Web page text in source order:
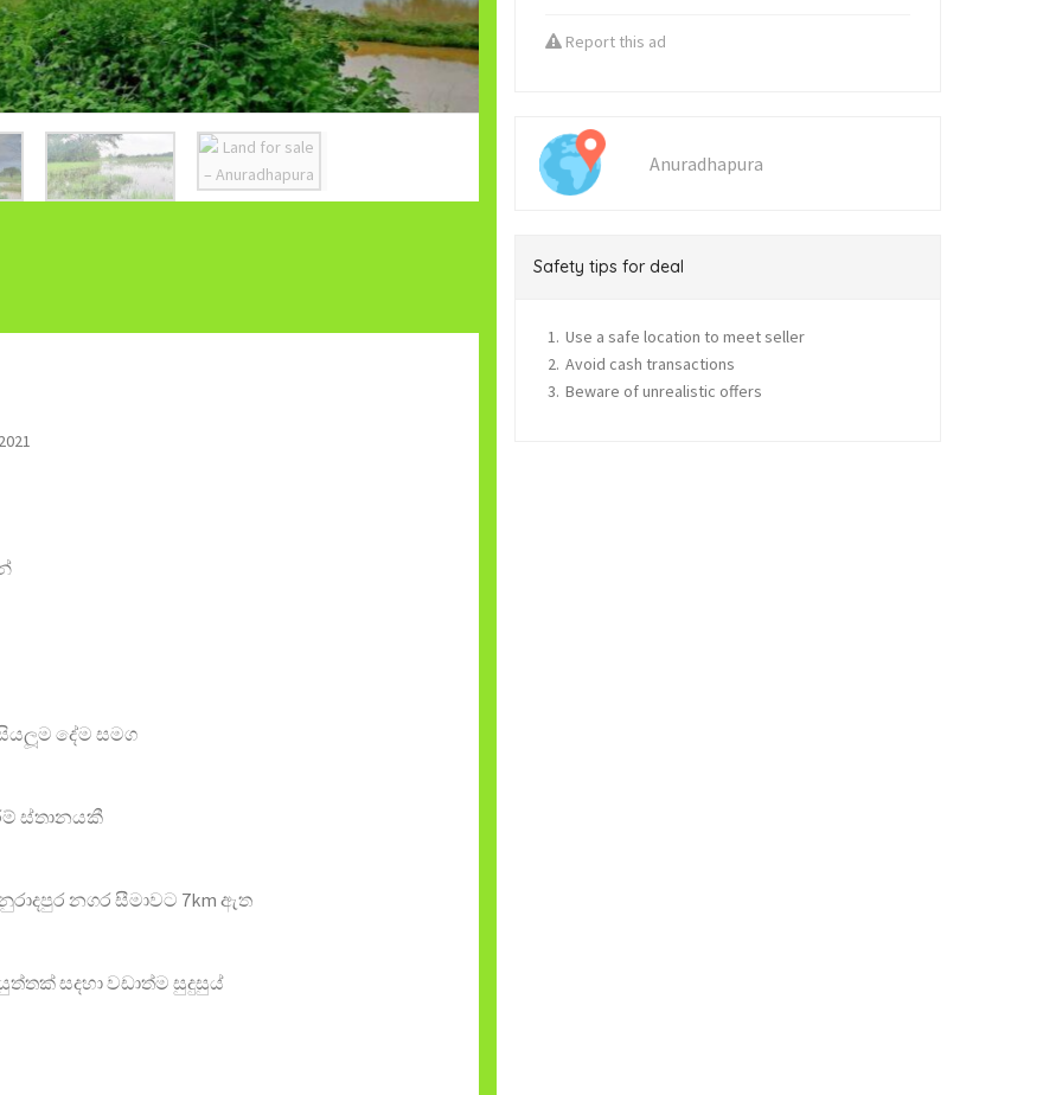
දේම සමග
ස්තානයකී
නගර සීමාවට 7km ඇත
සදහා වඩාත්ම සුදුසුය්
Report this ad
Anuradhapura
Safety tips for deal
Use a safe location to meet seller
Avoid cash transactions
Beware of unrealistic offers